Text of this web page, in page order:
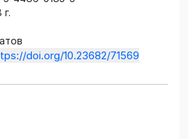
г.
doi.org/10.23682/71569